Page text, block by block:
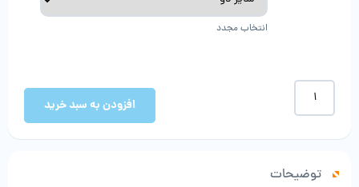
انتخاب مجدد
دامن
دوچرخه
سواری
ریسا
عدد
افزودن به سبد خرید
توضیحات